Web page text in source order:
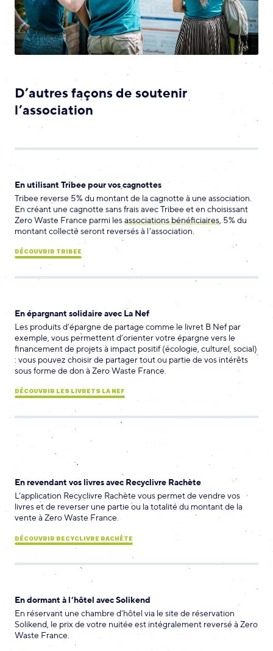
D’autres façons de soutenir
l’association
En utilisant Tribee pour vos cagnottes
Tribee reverse 5% du montant de la cagnotte à une association.
En créant une cagnotte sans frais avec Tribee et en choisissant
Zero Waste France parmi lesassociations bénéficiaires , 5% du
montant collecté seront reversés à l’association.
DÉCOUVRIR TRIBEE
En épargnant solidaire avec La Nef
Les produits d’épargne de partage comme le livret B Nef par
exemple, vous permettent d’orienter votre épargne vers le
financement de projets à impact positif (écologie, culturel, social)
: vous pouvez choisir de partager tout ou partie de vos intérêts
sous forme de don à Zero Waste France.
DÉCOUVRIR LES LIVRETS LA NEF
En revendant vos livres avec Recyclivre Rachète
L’application Recyclivre Rachète vous permet de vendre vos
livres et de reverser une partie ou la totalité du montant de la
vente à Zero Waste France.
DÉCOUVRIR RECYCLIVRE RACHÈTE
En dormant à l’hôtel avec Solikend
En réservant une chambre d’hôtel via le site de réservation
Solikend, le prix de votre nuitée est intégralement reversé à Zero
Waste France.